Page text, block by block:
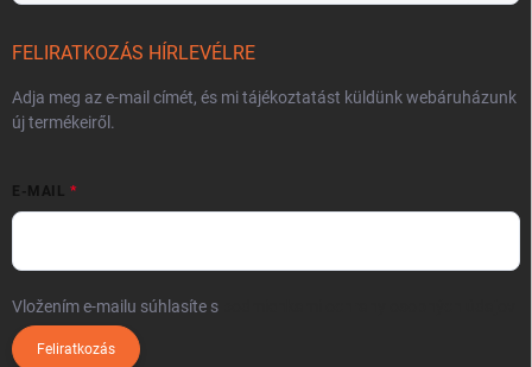
FELIRATKOZÁS HÍRLEVÉLRE
Adja meg az e-mail címét, és mi tájékoztatást küldünk webáruházunk
új termékeiről.
E-MAIL
Vložením e-mailu súhlasíte s
Feliratkozás